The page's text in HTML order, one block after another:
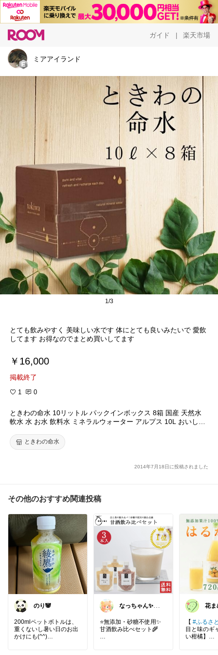
ガイド 楽天市場
ミアアイランド
1/3
とても飲みやすく 美味しい水です 体にとても良いみたいで 愛飲
してます お得なのでまとめ買いしてます
￥16,000
掲載終了
1 0
ときわの命水 10リットル パックインボックス 8箱 国産 天然水
軟水 水 お水 飲料水 ミネラルウォーター アルプス 10L おいしい
ときわの命水
2014年7月18日に投稿されました
その他のおすすめ関連投稿
のり🐼
200mlペットボトルは、
重くないし暑い日のお出
かけにも(^^)
なっちゃん✨い
😊✨
⭐️無添加・砂糖不使用✨
甘酒飲み比べセット🌾
花ま
【 #ふるさ
目と味のギ
い柑橘】